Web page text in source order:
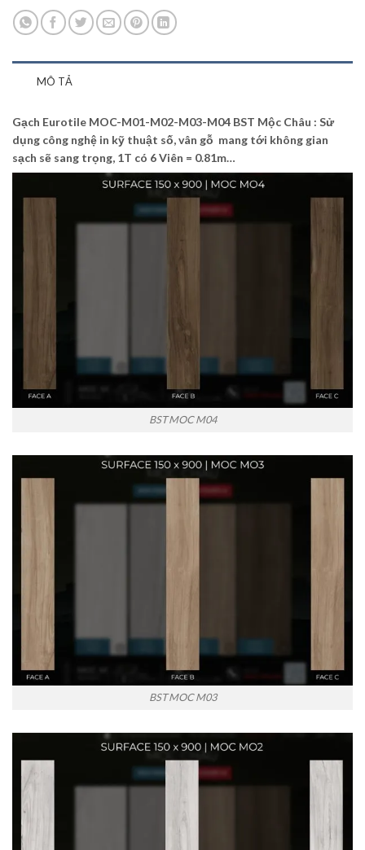
MÔ TẢ
Gạch Eurotile MOC-M01-M02-M03-M04 BST Mộc Châu : Sử
dụng công nghệ in kỹ thuật số, vân gỗ mang tới không gian
sạch sẽ sang trọng, 1T có 6 Viên = 0.81m…
BST MOC M04
BST MOC M03